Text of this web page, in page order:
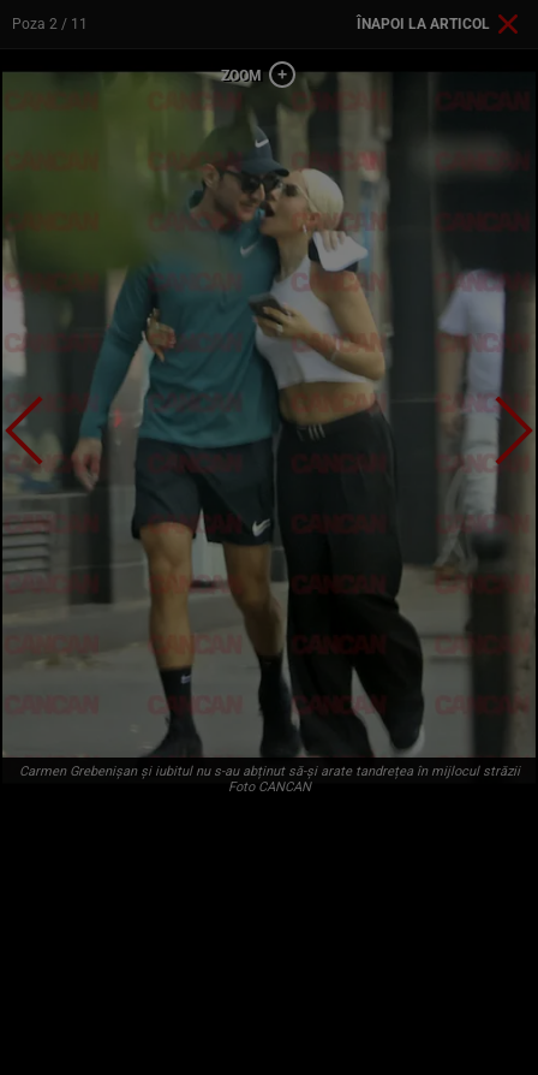
Poza 2 / 11 ÎNAPOI LA ARTICOL
Carmen Grebenișan și iubitul nu s-au abținut să-și arate tandrețea în mijlocul străzii
Foto CANCAN